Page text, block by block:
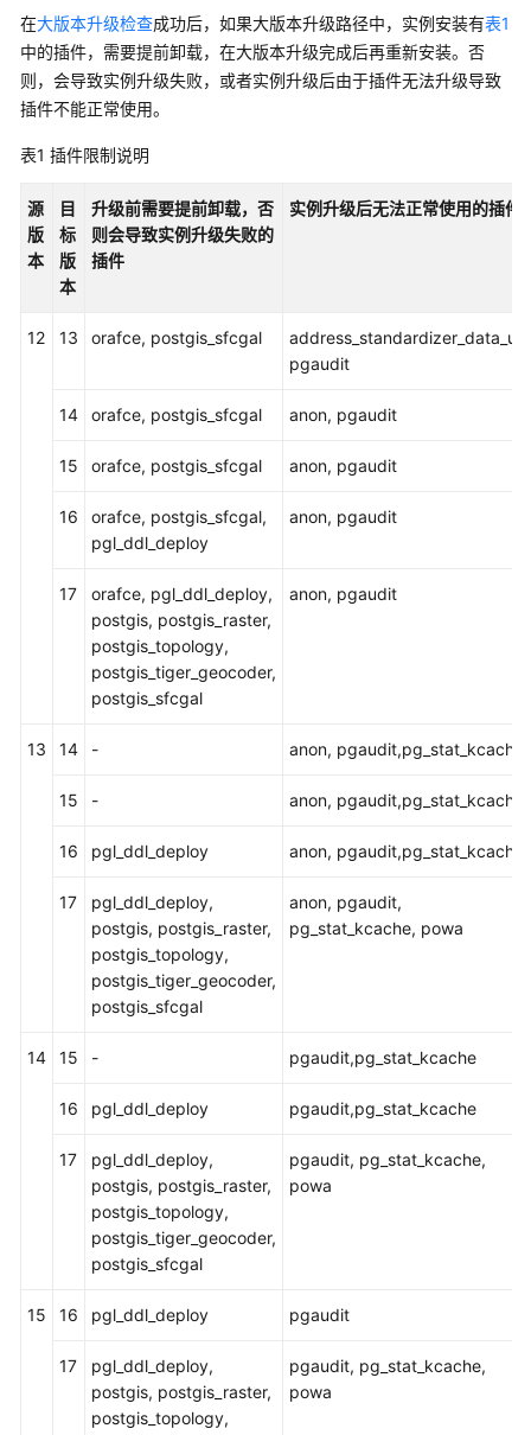
参
考
SDK
参
考
常
见
更
户
（阿
域）
扎
区
在大版本升级检查成功后，如果大版本升级路径中，实例安装有表1
中的插件，需要提前卸载，在大版本升级完成后再重新安装。否
则，会导致实例升级失败，或者实例升级后由于插件无法升级导致
插件不能正常使用。
表1 插件限制说明
源
版
本
目
标
版
本
升级前需要提前卸载，否
则会导致实例升级失败的
插件
实例升级后无法正常使用的插件
12 13 orafce, postgis_sfcgal
address_standardizer_data_us,
pgaudit
14 orafce, postgis_sfcgal anon, pgaudit
15 orafce, postgis_sfcgal anon, pgaudit
16
orafce, postgis_sfcgal,
pgl_ddl_deploy
anon, pgaudit
17
orafce, pgl_ddl_deploy,
postgis, postgis_raster,
postgis_topology,
postgis_tiger_geocoder,
postgis_sfcgal
anon, pgaudit
13 14 - anon, pgaudit,pg_stat_kcache
15 - anon, pgaudit,pg_stat_kcache
16 pgl_ddl_deploy anon, pgaudit,pg_stat_kcache
17
pgl_ddl_deploy,
postgis, postgis_raster,
postgis_topology,
postgis_tiger_geocoder,
postgis_sfcgal
anon, pgaudit,
pg_stat_kcache, powa
14 15 - pgaudit,pg_stat_kcache
16 pgl_ddl_deploy pgaudit,pg_stat_kcache
17
pgl_ddl_deploy,
postgis, postgis_raster,
postgis_topology,
postgis_tiger_geocoder,
postgis_sfcgal
pgaudit, pg_stat_kcache,
powa
15 16 pgl_ddl_deploy pgaudit
17
pgl_ddl_deploy,
postgis, postgis_raster,
postgis_topology,
pgaudit, pg_stat_kcache,
powa